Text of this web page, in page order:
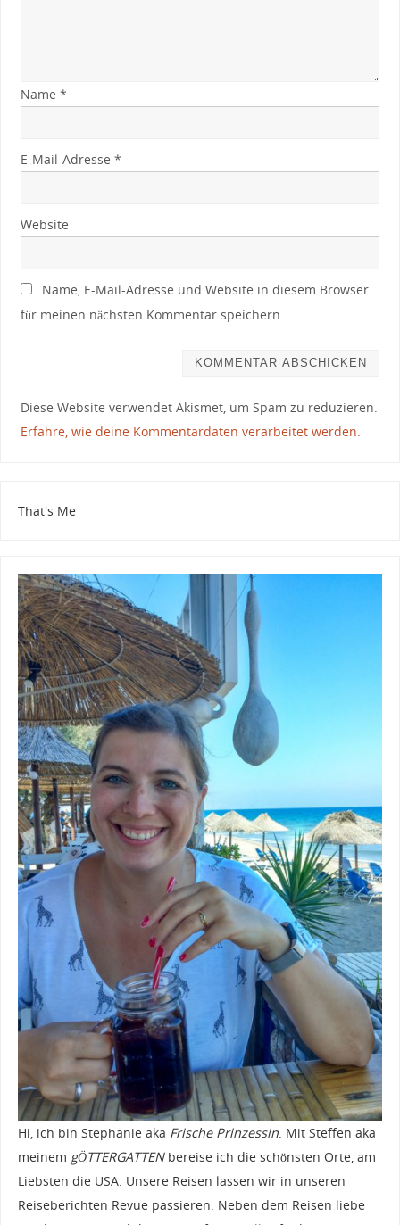
Name *
E-Mail-Adresse *
Website
Name, E-Mail-Adresse und Website in diesem Browser
für meinen nächsten Kommentar speichern.
Diese Website verwendet Akismet, um Spam zu reduzieren.
Erfahre, wie deine Kommentardaten verarbeitet werden.
That's Me
Hi, ich bin Stephanie aka Frische Prinzessin. Mit Steffen aka
meinem gÖTTERGATTENbereise ich die schönsten Orte, am
Liebsten die USA. Unsere Reisen lassen wir in unseren
Reiseberichten Revue passieren. Neben dem Reisen liebe